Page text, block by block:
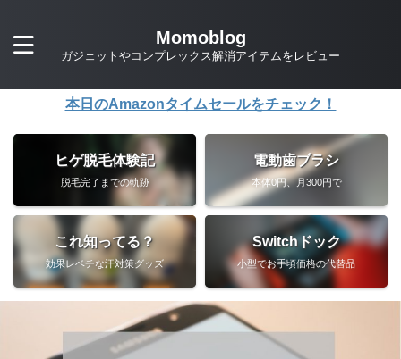
Momoblog
ガジェットやコンプレックス解消アイテムをレビュー
本日のAmazonタイムセールをチェック！
ヒゲ脱毛体験記
脱毛完了までの軌跡
電動歯ブラシ
本体0円、月300円で
これ知ってる？
効果レベチな汗対策グッズ
Switchドック
小型でお手頃価格の代替品